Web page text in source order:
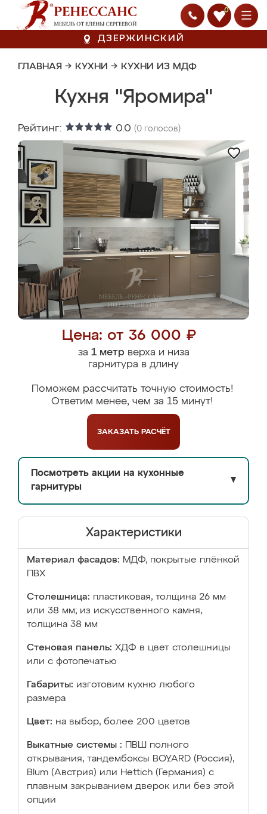
0
ДЗЕРЖИНСКИЙ
ГЛАВНАЯ → КУХНИ → КУХНИ ИЗ МДФ
Кухня "Яромира"
Рейтинг: 0.0 (0 голосов)
Цена: от 36 000 ₽
за 1 метрверха и низа
гарнитура в длину
Поможем рассчитать точную стоимость!
Ответим менее, чем за 15 минут!
ЗАКАЗАТЬ РАСЧЁТ
Посмотреть акции на кухонные
гарнитуры
▼
Характеристики
Материал фасадов: МДФ, покрытые плёнкой
ПВХ
Столешница: пластиковая, толщина 26 мм
или 38 мм; из искусственного камня,
толщина 38 мм
Стеновая панель: ХДФ в цвет столешницы
или с фотопечатью
Габариты: изготовим кухню любого
размера
Цвет: на выбор, более 200 цветов
Выкатные системы :
ПВШ полного
открывания, тандембоксы BOYARD (Россия),
Blum (Австрия) или Hettich (Германия) с
плавным закрыванием дверок или без этой
опции